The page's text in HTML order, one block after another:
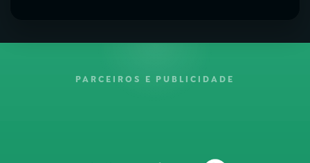
PARCEIROS E PUBLICIDADE